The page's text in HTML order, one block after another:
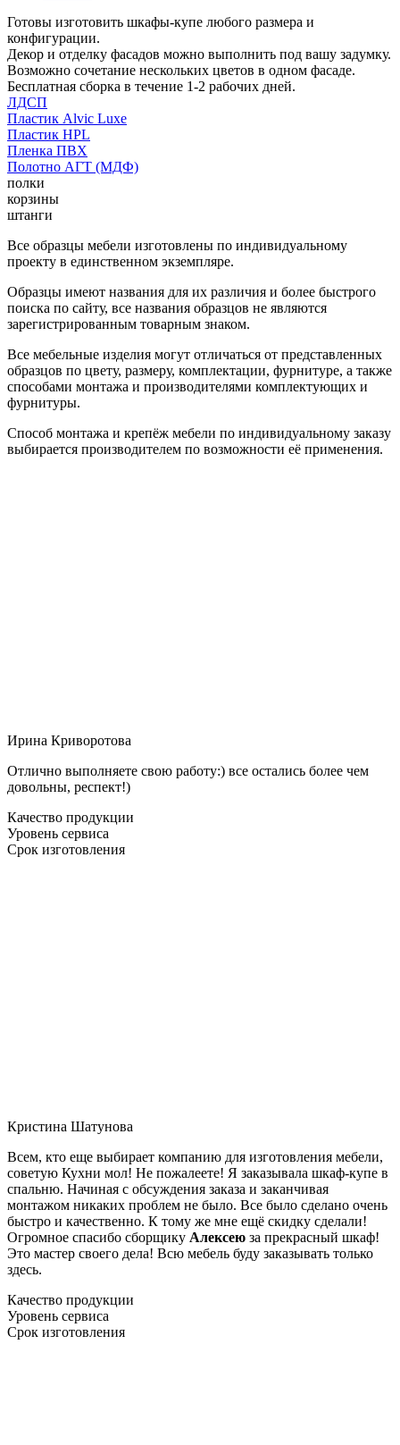
Готовы изготовить шкафы-купе любого размера и
конфигурации.
Декор и отделку фасадов можно выполнить под вашу задумку.
Возможно сочетание нескольких цветов в одном фасаде.
Бесплатная сборка в течение 1-2 рабочих дней.
ЛДСП
Пластик Alvic Luxe
Пластик HPL
Пленка ПВХ
Полотно АГТ (МДФ)
полки
корзины
штанги
Все образцы мебели изготовлены по индивидуальному
проекту в единственном экземпляре.
Образцы имеют названия для их различия и более быстрого
поиска по сайту, все названия образцов не являются
зарегистрированным товарным знаком.
Все мебельные изделия могут отличаться от представленных
образцов по цвету, размеру, комплектации, фурнитуре, а также
способами монтажа и производителями комплектующих и
фурнитуры.
Способ монтажа и крепёж мебели по индивидуальному заказу
выбирается производителем по возможности её применения.
Ирина Криворотова
Отлично выполняете свою работу:) все остались более чем
довольны, респект!)
Качество продукции
Уровень сервиса
Срок изготовления
Кристина Шатунова
Всем, кто еще выбирает компанию для изготовления мебели,
советую Кухни мол! Не пожалеете! Я заказывала шкаф-купе в
спальню. Начиная с обсуждения заказа и заканчивая
монтажом никаких проблем не было. Все было сделано очень
быстро и качественно. К тому же мне ещё скидку сделали!
Огромное спасибо сборщику Алексею за прекрасный шкаф!
Это мастер своего дела! Всю мебель буду заказывать только
здесь.
Качество продукции
Уровень сервиса
Срок изготовления